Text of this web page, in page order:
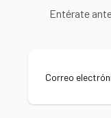
Entérate
Correo